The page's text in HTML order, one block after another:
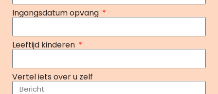
Ingangsdatum opvang
Leeftijd kinderen
Vertel iets over u zelf